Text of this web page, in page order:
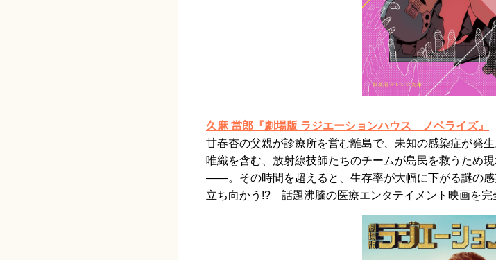
久麻 當郎『劇場版 ラジエーションハウス ノベライズ』
甘春杏の父親が診療所を営む離島で、未知の感染症が発
唯織を含む、放射線技師たちのチームが島民を救うため
——。その時間を超えると、生存率が大幅に下がる謎の
立ち向かう!? 話題沸騰の医療エンタテイメント映画を完